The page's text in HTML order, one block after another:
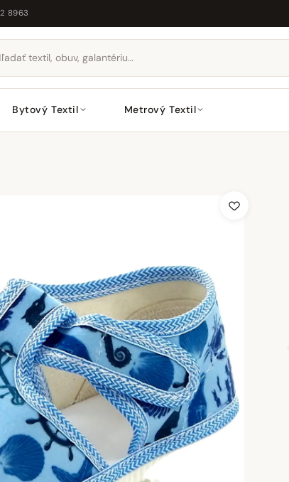
8963
Bytový Textil Metrový Textil